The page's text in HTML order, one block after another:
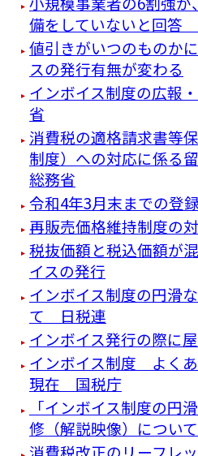
備をしていないと回答
値引きがいつのものか
スの発行有無が変わる
インボイス制度の広報
省
消費税の適格請求書等
制度）への対応に係る
総務省
令和4年3月末までの登
再販売価格維持制度の
税抜価額と税込価額が
イスの発行
インボイス制度の円滑
て 日税連
インボイス発行の際に
インボイス制度 よく
現在 国税庁
「インボイス制度の円
修（解説映像）につい
消費税改正のリーフレ